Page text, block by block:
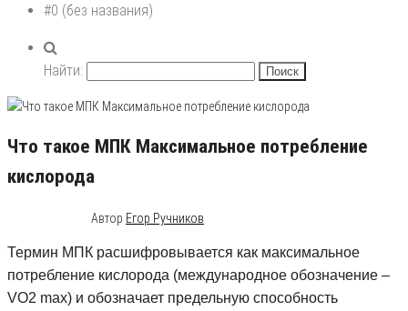
#0 (без названия)
Найти:
Что такое МПК Максимальное потребление
кислорода
Автор Егор Ручников
Термин МПК расшифровывается как максимальное
потребление кислорода (международное обозначение –
VO2 max) и обозначает предельную способность